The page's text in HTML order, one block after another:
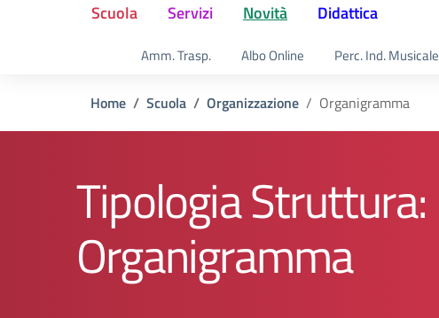
Scuola Servizi Novità Didattica
Amm. Trasp. Albo Online Perc. Ind. Musicale
Home Scuola Organizzazione Organigramma
Tipologia Struttura:
Organigramma